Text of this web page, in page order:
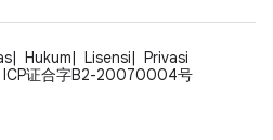
Hukum Lisensi
Privasi
ICP证合字B2-20070004号